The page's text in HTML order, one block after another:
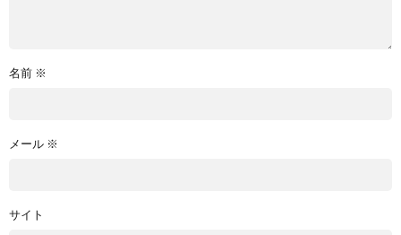
名前 ※
メール ※
サイト